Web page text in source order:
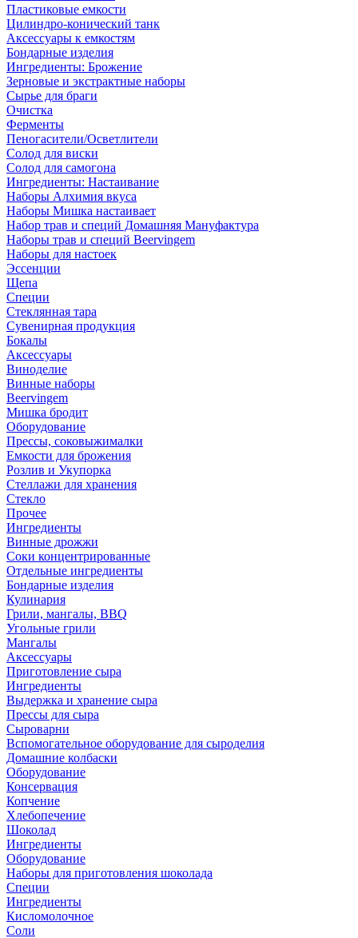
Пластиковые емкости
Цилиндро-конический танк
Аксессуары к емкостям
Бондарные изделия
Ингредиенты: Брожение
Зерновые и экстрактные наборы
Сырье для браги
Очистка
Ферменты
Пеногасители/Осветлители
Солод для виски
Солод для самогона
Ингредиенты: Настаивание
Наборы Алхимия вкуса
Наборы Мишка настаивает
Набор трав и специй Домашняя Мануфактура
Наборы трав и специй Beervingem
Наборы для настоек
Эссенции
Щепа
Специи
Стеклянная тара
Сувенирная продукция
Бокалы
Аксессуары
Виноделие
Винные наборы
Beervingem
Мишка бродит
Оборудование
Прессы, соковыжималки
Емкости для брожения
Розлив и Укупорка
Стеллажи для хранения
Стекло
Прочее
Ингредиенты
Винные дрожжи
Соки концентрированные
Отдельные ингредиенты
Бондарные изделия
Кулинария
Грили, мангалы, BBQ
Угольные грили
Мангалы
Аксессуары
Приготовление сыра
Ингредиенты
Выдержка и хранение сыра
Прессы для сыра
Сыроварни
Вспомогательное оборудование для сыроделия
Домашние колбаски
Оборудование
Консервация
Копчение
Хлебопечение
Шоколад
Ингредиенты
Оборудование
Наборы для приготовления шоколада
Специи
Ингредиенты
Кисломолочное
Соли